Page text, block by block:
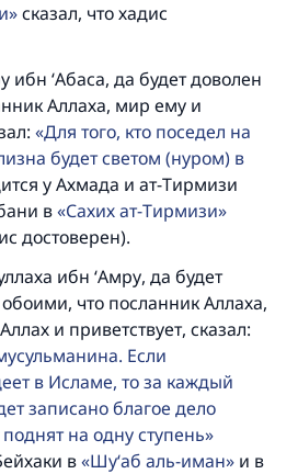
сказал, что хадис
ибн ‘Абаса, да будет доволен
Аллаха, мир ему и
Для того, кто поседел на
будет светом (нуром) в
у Ахмада и ат-Тирмизи
в Сахих ат-Тирмизи
достоверен).
ибн ‘Амру, да будет
что посланник Аллаха,
и приветствует, сказал:
Если
в Исламе, то за каждый
записано благое дело
на одну ступень
в Шу‘аб аль-иман
и в